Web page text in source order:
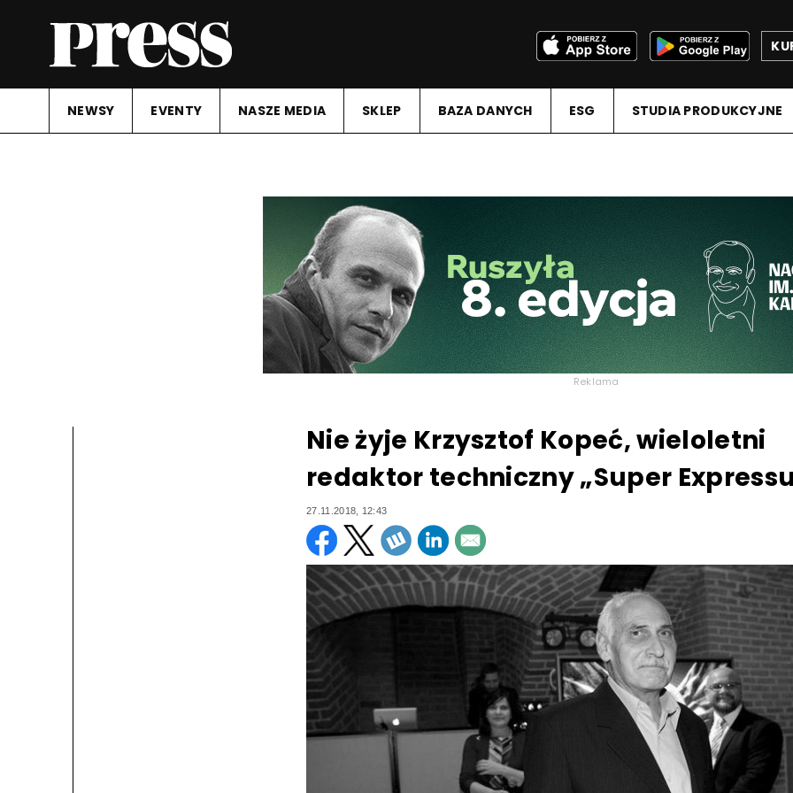
NEWSY EVENTY NASZE MEDIA SKLEP BAZA DANYCH ESG STUDIA PRODUKCYJNE
Reklama
Nie żyje Krzysztof Kopeć, wieloletni
redaktor techniczny „Super
27.11.2018, 12:43